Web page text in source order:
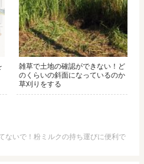
雑草で土地の確認ができない！ど
のくらいの斜面になっているのか
草刈りをする
ないで！粉ミルクの持ち運びに便利で